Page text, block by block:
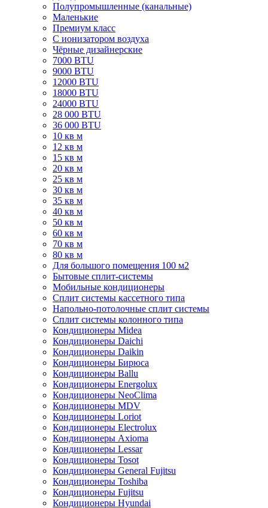
Полупромышленные (канальные)
Маленькие
Премиум класс
C ионизатором воздуха
Чёрные дизайнерские
7000 BTU
9000 BTU
12000 BTU
18000 BTU
24000 BTU
28 000 BTU
36 000 BTU
10 кв м
12 кв м
15 кв м
20 кв м
25 кв м
30 кв м
35 кв м
40 кв м
50 кв м
60 кв м
70 кв м
80 кв м
Для большого помещения 100 м2
Бытовые сплит-системы
Мобильные кондиционеры
Сплит системы кассетного типа
Напольно-потолочные сплит системы
Сплит системы колонного типа
Кондиционеры Midea
Кондиционеры Daichi
Кондиционеры Daikin
Кондиционеры Бирюса
Кондиционеры Ballu
Кондиционеры Energolux
Кондиционеры NeoClima
Кондиционеры MDV
Кондиционеры Loriot
Кондиционеры Electrolux
Кондиционеры Axioma
Кондиционеры Lessar
Кондиционеры Tosot
Кондиционеры General Fujitsu
Кондиционеры Toshiba
Кондиционеры Fujitsu
Кондиционеры Hyundai